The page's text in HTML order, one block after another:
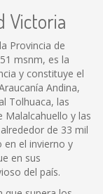
Victoria
Provincia de
msnm, es la
y constituye el
Andina,
Tolhuaca, las
Malalcahuello y las
de 33 mil
en el invierno y
en sus
del país.